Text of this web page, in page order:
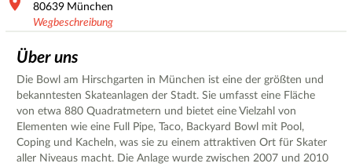
80639 München
Wegbeschreibung
Über uns
Die Bowl am Hirschgarten in München ist eine der größten und
bekanntesten Skateanlagen der Stadt. Sie umfasst eine Fläche
von etwa 880 Quadratmetern und bietet eine Vielzahl von
Elementen wie eine Full Pipe, Taco, Backyard Bowl mit Pool,
Coping und Kacheln, was sie zu einem attraktiven Ort für Skater
aller Niveaus macht. Die Anlage wurde zwischen 2007 und 2010